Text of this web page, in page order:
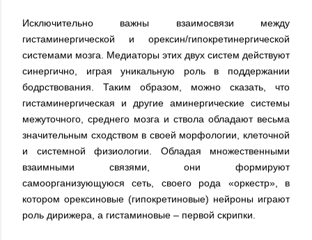
Исключительно важны взаимосвязи между
гистаминергической и орексин/гипокретинергической
системами мозга. Медиаторы этих двух систем действуют
синергично, играя уникальную роль в поддержании
бодрствования. Таким образом, можно сказать, что
гистаминергическая и другие аминергические системы
межуточного, среднего мозга и ствола обладают весьма
значительным сходством в своей морфологии, клеточной
и системной физиологии. Обладая множественными
взаимными связями, они формируют
самоорганизующуюся сеть, своего рода «оркестр», в
котором орексиновые (гипокретиновые) нейроны играют
роль дирижера, а гистаминовые – первой скрипки.